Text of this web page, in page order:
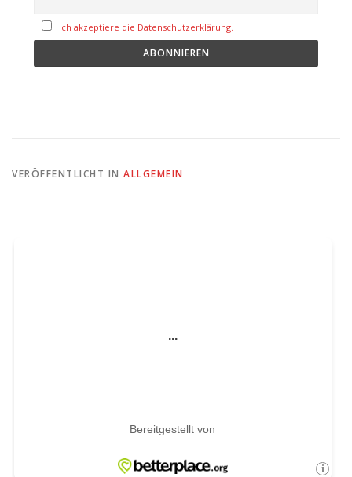
Ich akzeptiere die Datenschutzerklärung.
VERÖFFENTLICHT IN ALLGEMEIN